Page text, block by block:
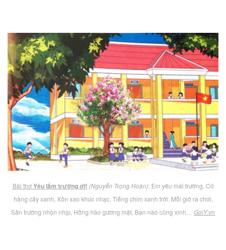
Bài thơYêu lắm trường ơi! (Nguyễn Trọng Hoàn): Em yêu mái trường, Có
hàng cây xanh, Xôn xao khúc nhạc, Tiếng chim xanh trời. Mỗi giờ ra chơi,
Sân trường nhộn nhịp, Hồng hào gương mặt, Bạn nào cũng xinh… GoiY.vn